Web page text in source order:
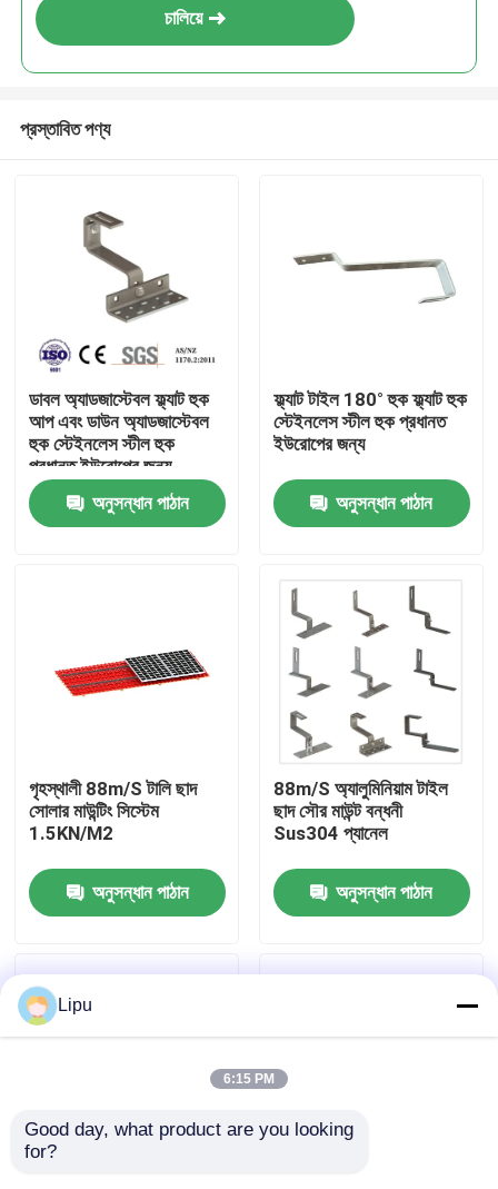
ভিডিও
আমাদের সম্পর্কে
কারখানা ভ্রমণ
যোগাযোগ করুন
চালিয়ে
প্রস্তাবিত পণ্য
ডাবল অ্যাডজাস্টেবল ফ্ল্যাট হুক
আপ এবং ডাউন অ্যাডজাস্টেবল
হুক স্টেইনলেস স্টীল হুক
প্রধানত ইউরোপের জন্য
অনুসন্ধান পাঠান
ফ্ল্যাট টাইল 180° হুক ফ্ল্যাট হুক
স্টেইনলেস স্টীল হুক প্রধানত
ইউরোপের জন্য
অনুসন্ধান পাঠান
গৃহস্থালী 88m/S টালি ছাদ
সোলার মাউন্টিং সিস্টেম
1.5KN/M2
অনুসন্ধান পাঠান
88m/S অ্যালুমিনিয়াম টাইল
ছাদ সৌর মাউন্ট বন্ধনী
Sus304 প্যানেল
অনুসন্ধান পাঠান
Lipu
6:15 PM
Good day, what product are you looking
for?